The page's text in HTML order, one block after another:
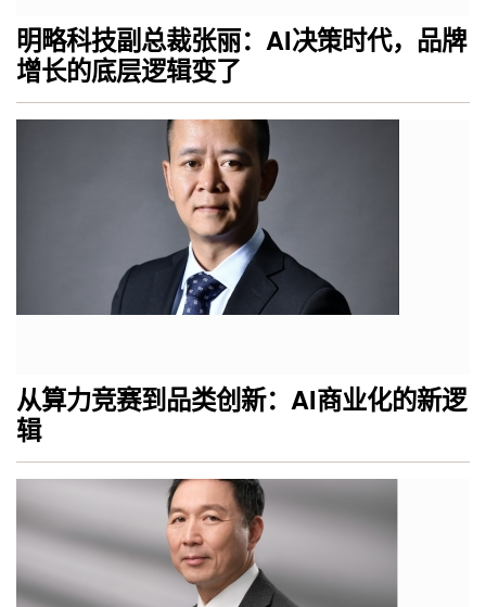
明略科技副总裁张丽：AI决策时代，品牌
增长的底层逻辑变了
从算力竞赛到品类创新：AI商业化的新逻
辑